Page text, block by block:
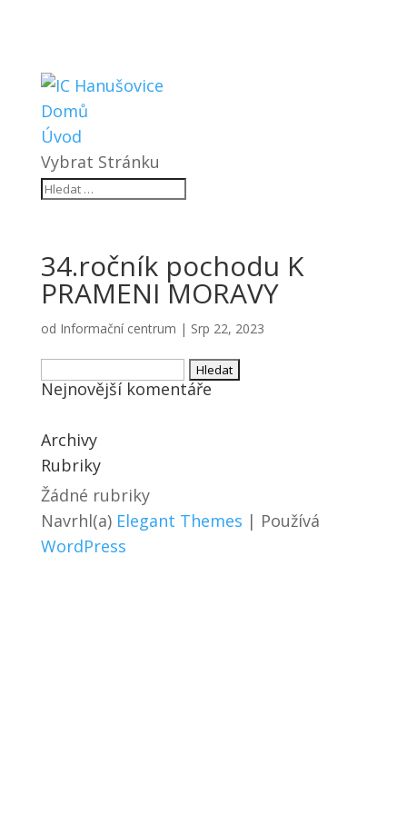
Domů
Úvod
Vybrat Stránku
34.ročník pochodu K
PRAMENI MORAVY
od Informační centrum | Srp 22, 2023
Vyhledávání
Nejnovější komentáře
Archivy
Rubriky
Žádné rubriky
Navrhl(a) Elegant Themes | Používá
WordPress